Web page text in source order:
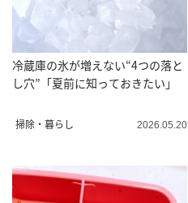
冷蔵庫の氷が増えない“4つの落と
し穴”「夏前に知っておきたい」
掃除・暮らし 2026.05.20